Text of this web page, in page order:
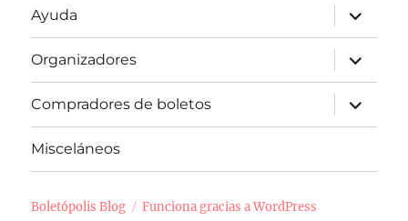
Ayuda
expande
el
menú
inferior
Organizadores
expande
el
menú
inferior
Compradores de boletos
expande
el
menú
Misceláneos
Boletópolis Blog Funciona gracias a WordPress